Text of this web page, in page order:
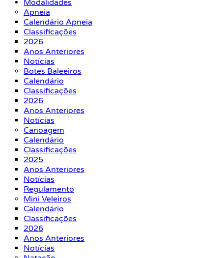
Modalidades
Apneia
Calendário Apneia
Classificações
2026
Anos Anteriores
Notícias
Botes Baleeiros
Calendário
Classificações
2026
Anos Anteriores
Notícias
Canoagem
Calendário
Classificações
2025
Anos Anteriores
Notícias
Regulamento
Mini Veleiros
Calendário
Classificações
2026
Anos Anteriores
Notícias